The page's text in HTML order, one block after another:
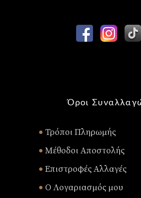
Όροι
• Τρόποι Πληρωμής
• Μέθοδοι Αποστολής
• Επιστροφές Αλλαγές
• Ο Λογαριασμός μου